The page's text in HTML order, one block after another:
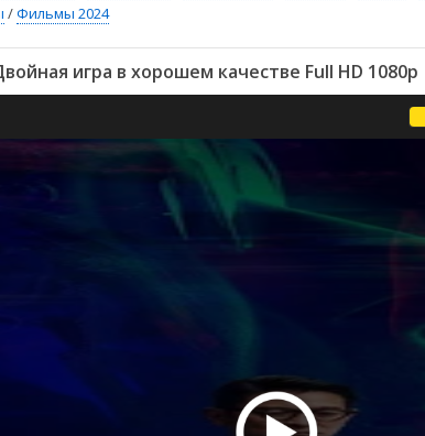
/Фильмы 2024
игра в хорошем качестве Full HD 1080p